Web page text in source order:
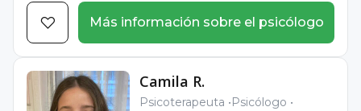
Más información sobre el psicólogo
Camila R.
Psicoterapeuta
Psicólogo